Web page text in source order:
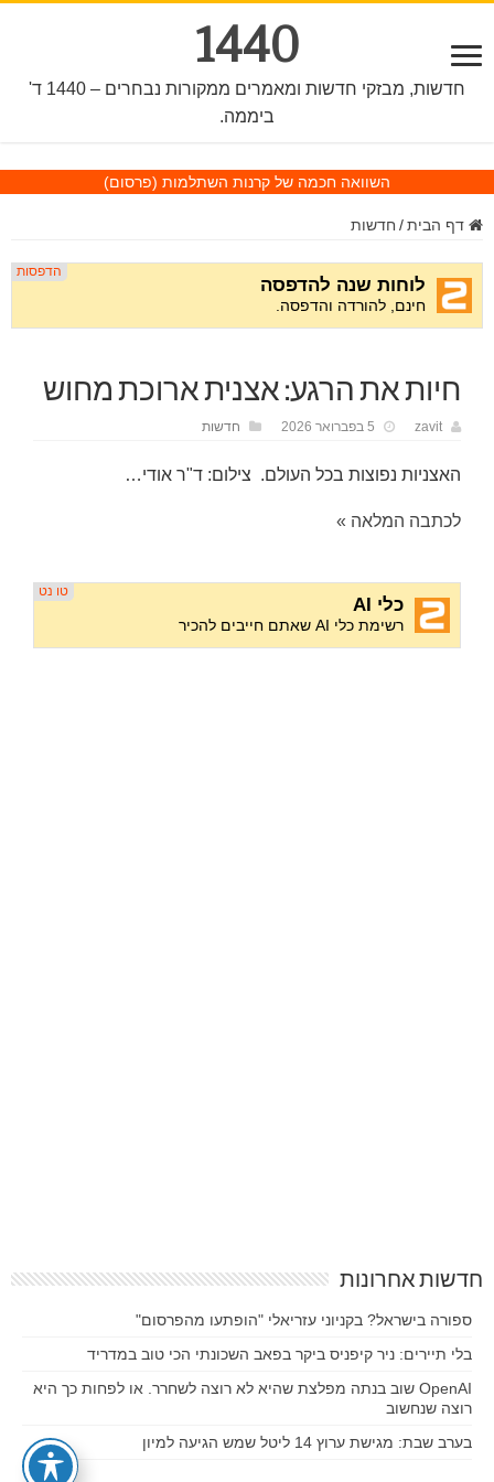
1440
חדשות, מבזקי חדשות ומאמרים ממקורות נבחרים – 1440 ד'
ביממה.
השוואה חכמה של קרנות השתלמות (פרסום)
דף הבית / חדשות
חיות את הרגע: אצנית ארוכת מחוש
zavit 5 בפברואר 2026 חדשות
האצניות נפוצות בכל העולם. צילום: ד"ר אודי…
לכתבה המלאה »
חדשות אחרונות
ספורה בישראל? בקניוני עזריאלי "הופתעו מהפרסום"
בלי תיירים: ניר קיפניס ביקר בפאב השכונתי הכי טוב במדריד
OpenAI שוב בנתה מפלצת שהיא לא רוצה לשחרר. או לפחות כך היא
רוצה שנחשוב
בערב שבת: מגישת ערוץ 14 ליטל שמש הגיעה למיון